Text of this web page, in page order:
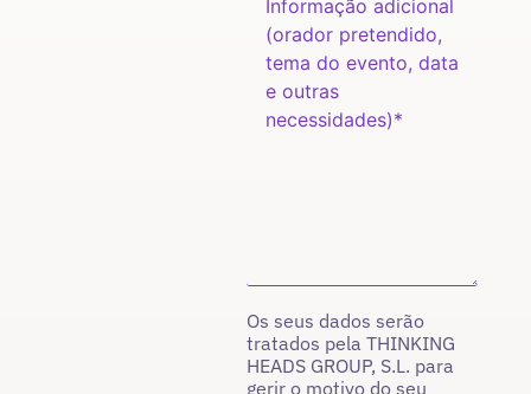
Os seus dados serão
tratados pela THINKING
HEADS GROUP, S.L. para
gerir o motivo do seu